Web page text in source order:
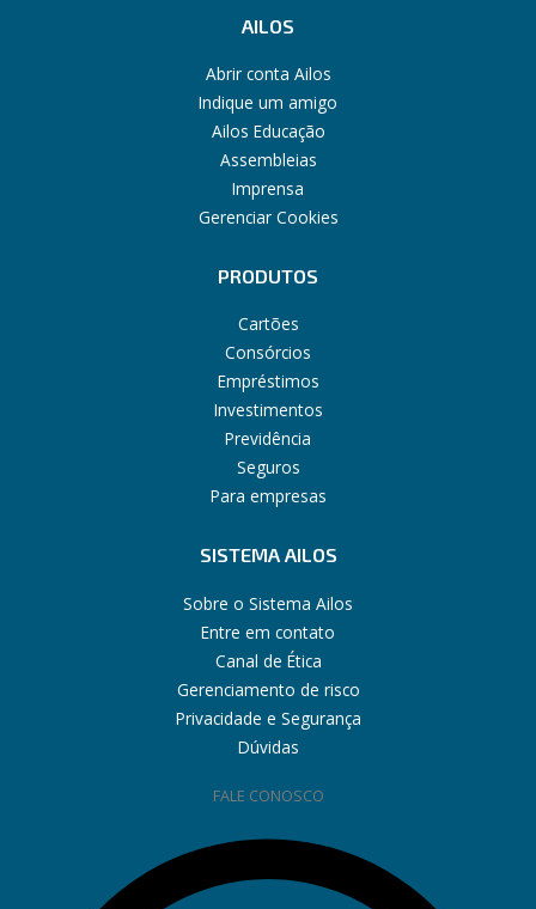
AILOS
Abrir conta Ailos
Indique um amigo
Ailos Educação
Assembleias
Imprensa
Gerenciar Cookies
PRODUTOS
Cartões
Consórcios
Empréstimos
Investimentos
Previdência
Seguros
Para empresas
SISTEMA AILOS
Sobre o Sistema Ailos
Entre em contato
Canal de Ética
Gerenciamento de risco
Privacidade e Segurança
Dúvidas
FALE CONOSCO